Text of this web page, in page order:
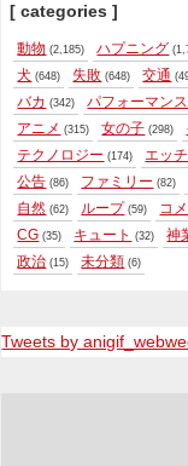
[ categories ]
動物 (2,185) ハプニング
犬 (648) 失敗 (648) 交通
バカ (342) パフォーマンス
アニメ (315) 女の子 (298)
テクノロジー (174) エッチ
公告 (86) ファミリー (82)
自然 (62) ループ (59) コ
CG (35) キュート (32) 神
政治 (15) 未分類 (6)
Tweets by